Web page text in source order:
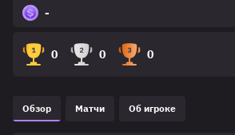
-
0 0 0
Обзор Матчи Об игроке